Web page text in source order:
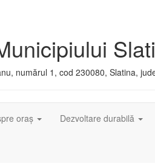
numărul 1, cod 230080, Slatina,
oraș Dezvoltare durabilă